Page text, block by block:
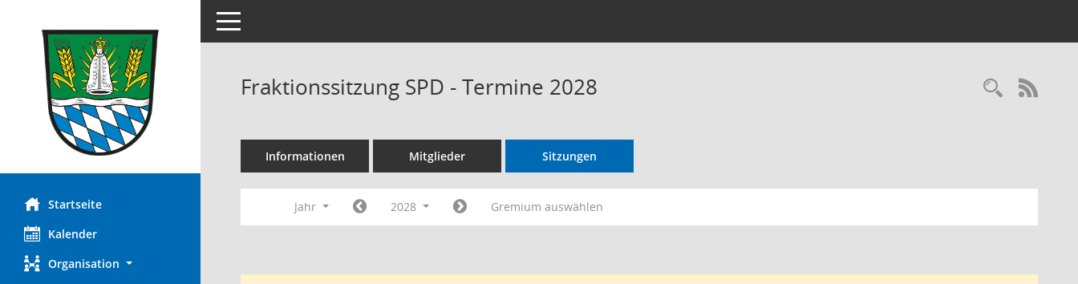
Startseite
Kalender
Organisation
Toggle navigation
Fraktionssitzung SPD - Termine 2028
Informationen Mitglieder Sitzungen
Jahr 2028 Gremium auswählen